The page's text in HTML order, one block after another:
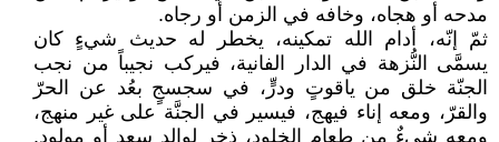
مدحه أو هجاه، وخافه في الزمن أو رجاه.
ثمّ إنّه، أدام الله تمكينه، يخطر له حديث شيءٍ كان
يسمَّى النُّزهة في الدار الفانية، فيركب نجيباً من نجب
الجنّة خلق من ياقوتٍ ودرٍّ، في سجسجٍ بعُد عن الحرّ
والقرّ، ومعه إناء فيهج، فيسير في الجنَّة على غير منهج،
ومعه شيءٌ من طعام الخلود، ذخر لوالد سعِد أو مولودٍ.